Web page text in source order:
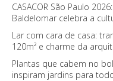
CASACOR São Paulo
Baldelomar celebra a
Lar com cara de casa:
120m² e charme da
Plantas que cabem no
inspiram jardins para